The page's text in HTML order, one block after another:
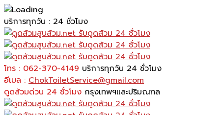
บริการทุกวัน : 24 ชั่วโมง
โทร : 062-370-4149 บริการทุกวัน 24 ชั่วโมง
อีเมล : ChokToiletService@gmail.com
ดูดส้วมด่วน 24 ชั่วโมง กรุงเทพฯและปริมณฑล